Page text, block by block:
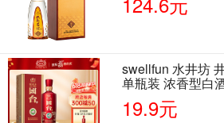
swellfun 水井坊
单瓶装 浓香型白
19.9元